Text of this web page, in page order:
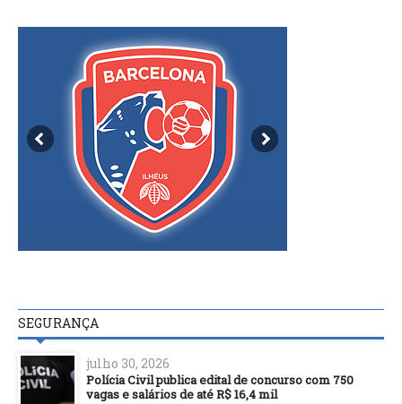
SEGURANÇA
julho 30, 2026
Polícia Civil publica edital de concurso com 750
vagas e salários de até R$ 16,4 mil